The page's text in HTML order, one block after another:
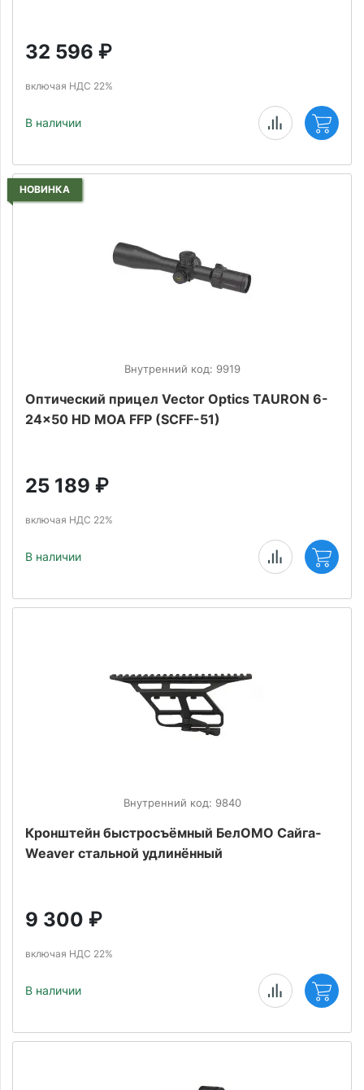
32 596 ₽
включая НДС 22%
В наличии
НОВИНКА
Внутренний код: 9919
Оптический прицел Vector Optics TAURON 6-
24x50 HD MOA FFP (SCFF-51)
25 189 ₽
включая НДС 22%
В наличии
Внутренний код: 9840
Кронштейн быстросъёмный БелОМО Сайга-
Weaver стальной удлинённый
9 300 ₽
включая НДС 22%
В наличии